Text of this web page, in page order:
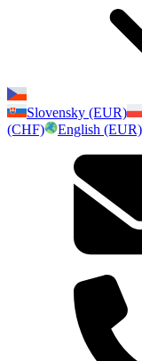
Slovensky (EUR)
(CHF)
English (EUR)